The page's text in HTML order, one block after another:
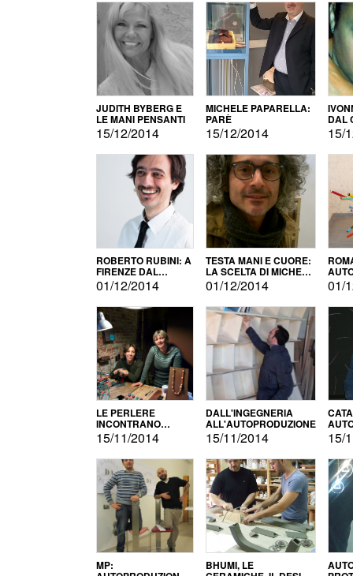
JUDITH BYBERG E
LE MANI PENSANTI
15/12/2014
MICHELE PAPARELLA:
PARÈ
15/12/2014
DAL
15/
ROBERTO RUBINI: A
FIRENZE DAL
PRODOTTO ALLA
PROMOZIONE
01/12/2014
TESTA MANI E CUORE:
LA SCELTA DI MICHELE
BARBERIO
01/12/2014 01/
LE PERLERE
INCONTRANO
L'AUTOPRODUZIONE
15/11/2014
DALL'INGEGNERIA
ALL'AUTOPRODUZIONE
15/11/2014 15/
MP: BHUMI, LE